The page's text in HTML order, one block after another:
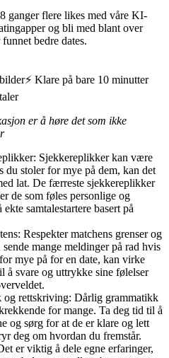
ganger flere likes med våre KI-
og bli med blant over
bedre dates.
⚡️ Klare på bare 10 minutter
er å høre det som ikke
: Sjekkereplikker kan være
du stoler for mye på dem, kan det
lat. De færreste sjekkereplikker
de som føles personlige og
samtalestartere basert på
: Respekter matchens grenser og
mange meldinger på rad hvis
mye på for en date, kan virke
å svare og uttrykke sine følelser
og rettskriving: Dårlig grammatikk
for mange. Ta deg tid til å
og sørg for at de er klare og lett
deg om hvordan du fremstår.
er viktig å dele egne erfaringer,